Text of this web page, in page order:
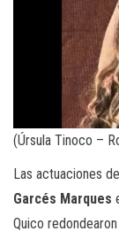
(Úrsula Tinoco –
Las actuaciones de
Garcés Marques
Quico